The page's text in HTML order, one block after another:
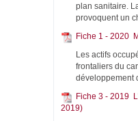
plan sanitaire.
provoquent un
Fiche 1 - 2020
Les actifs
frontaliers du
développement
Fiche 3 - 2019
2019)